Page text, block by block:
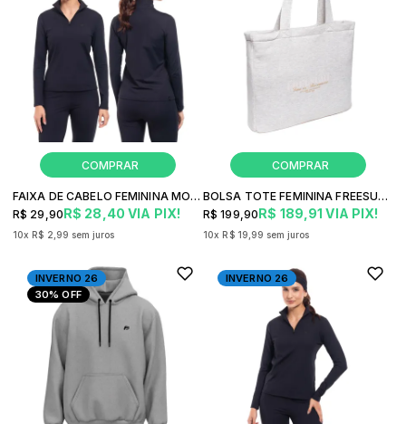
FAIXA DE CABELO FEMININA MOVING FREESURF COMPRESSION FITNESS
R$ 28,40 VIA PIX!
R$ 29,90
10x R$ 2,99 sem juros
BOLSA TOTE FEMININA FREESURF TOTE CASUAL
R$ 189,91 VIA PIX!
R$ 199,90
10x R$ 19,99 sem juros
30%OFF
INVERNO 26 INVERNO 26